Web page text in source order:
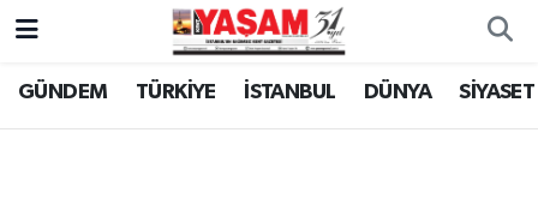
GÜNDEM TÜRKİYE İSTANBUL DÜNYA SİYASET